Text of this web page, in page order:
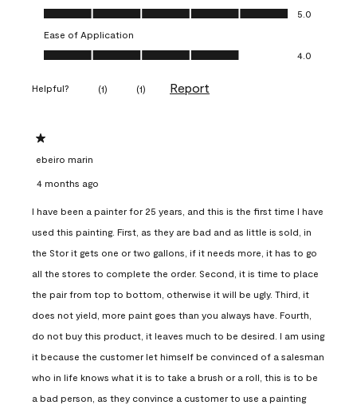
Value of Product, 5.0 out of 5
5.0
Ease of Application
Ease of Application, 4.0 out of 5
4.0
Helpful? (1) (1) Report
1 out of 5 stars.
ebeiro marin
4 months ago
I have been a painter for 25 years, and this is the first time I have
used this painting. First, as they are bad and as little is sold, in
the Stor it gets one or two gallons, if it needs more, it has to go
all the stores to complete the order. Second, it is time to place
the pair from top to bottom, otherwise it will be ugly. Third, it
does not yield, more paint goes than you always have. Fourth,
do not buy this product, it leaves much to be desired. I am using
it because the customer let himself be convinced of a salesman
who in life knows what it is to take a brush or a roll, this is to be
a bad person, as they convince a customer to use a painting